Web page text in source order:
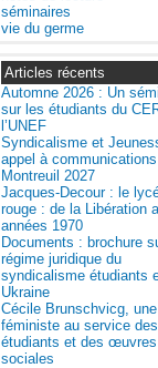
séminaires
vie du germe
Articles récents
Automne 2026 : Un
sur les étudiants du
l’UNEF
Syndicalisme et
appel à
Montreuil 2027
Jacques-Decour : le
rouge : de la Libération
années 1970
Documents : brochure
régime juridique du
syndicalisme étudiants
Ukraine
Cécile Brunschvicg, une
féministe au service des
étudiants et des œuvres
sociales